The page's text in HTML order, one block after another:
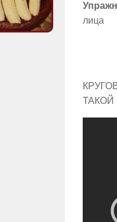
лица
ТАКОЙ